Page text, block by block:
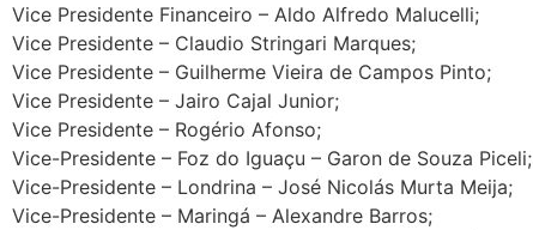
Vice Presidente Financeiro – Aldo Alfredo Malucelli;
Vice Presidente – Claudio Stringari Marques;
Vice Presidente – Guilherme Vieira de Campos Pinto;
Vice Presidente – Jairo Cajal Junior;
Vice Presidente – Rogério Afonso;
Vice-Presidente – Foz do Iguaçu – Garon de Souza Piceli;
Vice-Presidente – Londrina – José Nicolás Murta Meija;
Vice-Presidente – Maringá – Alexandre Barros;